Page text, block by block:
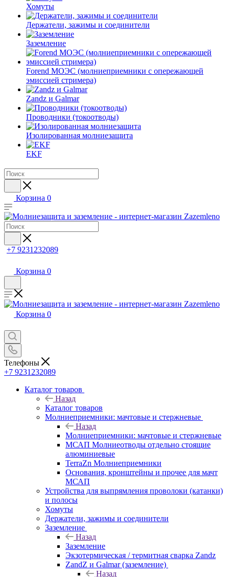
Хомуты
Держатели, зажимы и соединители
Заземление
Forend МОЭС (молниеприемники с опережающей
эмиссией стримера)
Zandz и Galmar
Проводники (токоотводы)
Изолированная молниезащита
EKF
Корзина 0
+7 9231232089
Корзина 0
Корзина 0
Телефоны
+7 9231232089
Каталог товаров
Назад
Каталог товаров
Молниеприемники: мачтовые и стержневые
Назад
Молниеприемники: мачтовые и стержневые
МСАП Молниеотводы отдельно стоящие
алюминиевые
TerraZn Молниеприемники
Основания, кронштейны и прочее для мачт
МСАП
Устройства для выпрямления проволоки (катанки)
и полосы
Хомуты
Держатели, зажимы и соединители
Заземление
Назад
Заземление
Экзотермическая / термитная сварка Zandz
ZandZ и Galmar (заземление)
Назад